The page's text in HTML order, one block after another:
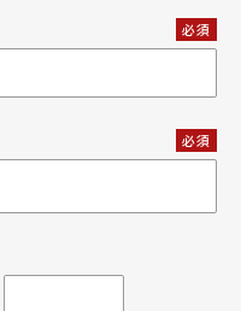
必須
必須